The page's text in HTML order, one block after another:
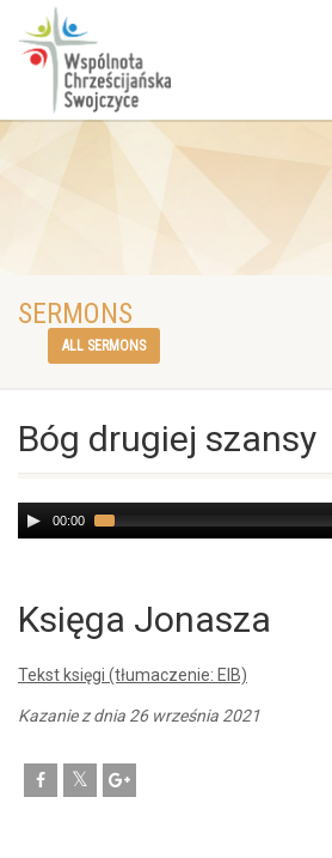
SERMONS
ALL SERMONS
Bóg drugiej szansy
Audio
Player
00:00
Księga Jonasza
Tekst księgi (tłumaczenie: EIB)
Kazanie z dnia 26 września 2021